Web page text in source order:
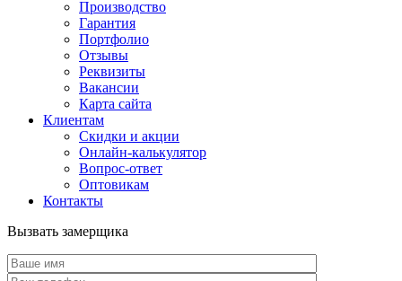
Производство
Гарантия
Портфолио
Отзывы
Реквизиты
Вакансии
Карта сайта
Клиентам
Скидки и акции
Онлайн-калькулятор
Вопрос-ответ
Оптовикам
Контакты
Вызвать замерщика